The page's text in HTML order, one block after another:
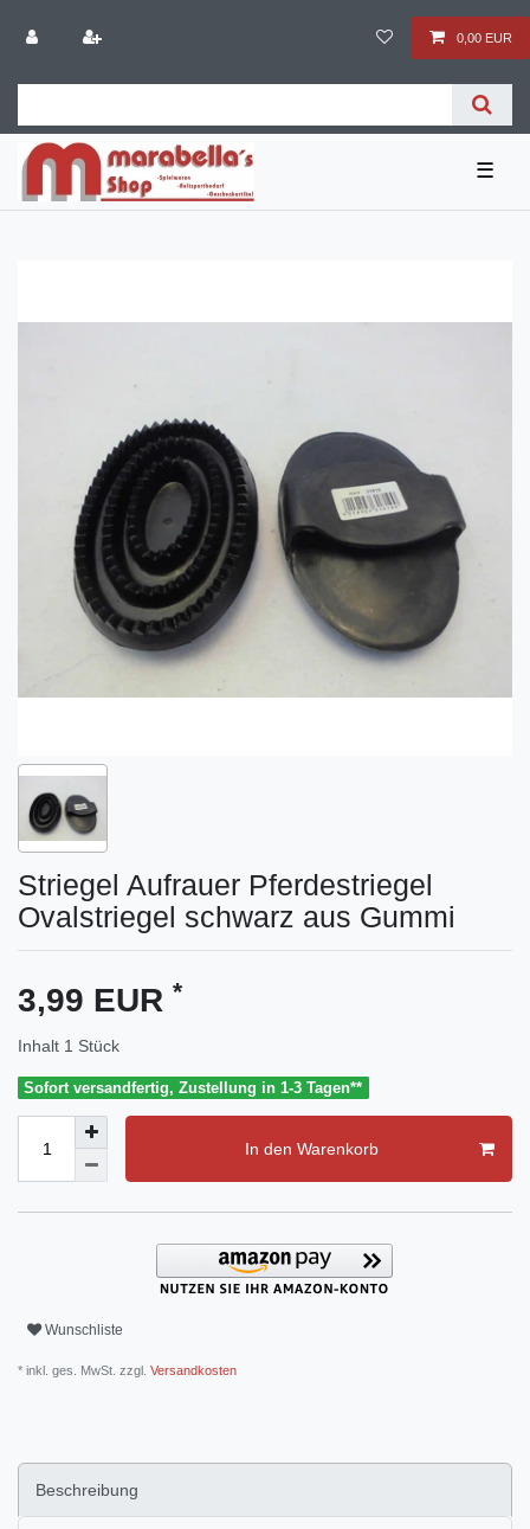
0,00 EUR
☰
Striegel Aufrauer Pferdestriegel
Ovalstriegel schwarz aus Gummi
3,99 EUR *
Inhalt 1 Stück
Sofort versandfertig, Zustellung in 1-3 Tagen**
In den Warenkorb
Wunschliste
* inkl. ges. MwSt. zzgl. Versandkosten
Beschreibung